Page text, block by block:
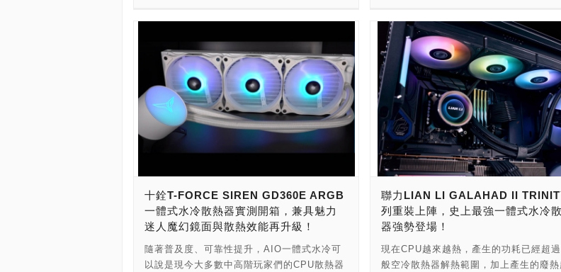
Jonsbo FR505 全幅式無限鏡風扇3個（價值
900元） 要裝冷排或是機殼加裝都OK！ 自由
選擇你的水冷風扇吧！！！！ （喬思伯官方蝦
皮首發優惠） 水冷液晶控制軟體下載連結 液
晶說明書下載連結 購買請洽 全台原價屋 欣亞
數位 立曜電腦 健宏電腦 紐頓e世界 嘉義超頻
喬思伯蝦皮台灣官方旗艦店 喬思伯momo官方
商城 小編工商：喬思伯臺灣Instagram已上
line:@kronefans 廠商名稱：Jonsbo -喬思伯
- 东莞市思博四通实业有限公司 廠商網址： 代
理商名稱：立光科技國際股份有限公司 代理商
網址： 代理商臉書粉專： 代理商蝦皮Jonsbo
喬思伯台灣官方旗艦店： 代理商官方客服&維
帶來的AI PC海景房。 喬思伯，英文品牌
為 Jonsbo，由創辦人王震，於2010年7
日創立於廣東東莞市，公司名字為東莞
四通實業有限公司。喬思伯是由電腦機
家，逐步拓展到電腦散熱解決方案，提供
散熱器與一體式水冷散熱器產品。 喬思
牌理念，是For your real needs，也就
使用者的真實需求為最終目標。
是由電腦使用者群體中志同道合的使用者
的，以滿足使用者的真實需求為最終目
其合理的設計、優質的材料、精湛的工藝
越的性價比而聞名。產品以「中國製造」
籤出口世界各地，並獲得韓國、日本、歐
多個國家的良好聲譽和多項獎項和榮譽。
自有工廠、設計、研發、製造、銷售團隊
纖薄的外型不僅節省空間，還減少了氣流的阻
力，以此最大化系統的散熱功能。 Metal Pro
12 搭配了最先進的增強型風扇葉片，以強大的
氣流在高達 2200 RPM 的速度下能夠平穩運
行，確保了CPU在壓力下能夠保持涼爽，風扇
採用了流體動壓軸承 (FDB)，保證了其風扇的
使用壽命。根據測試結果，風扇最高的轉速可
Metal Pro 12 ARGB 樹立了高效能散熱的標
準。預連接的 7 pin短線使電線管理變得簡
單，安裝和埋線顯得更加輕鬆省時，隨附
PWM 4 pin和 ARGB 5V 3 pin連接器，確保
與您的機箱無縫整合。 HyperFlow ARGB 提
供6年的世界級保固服務，讓每一位用戶都能
5V 3Pin ARGB接頭連結主機板支援燈控
鬆調整幻彩，若您的主機板不支援也不
心，只需加上Jonsbo RC-01 5V ARGB
控制器(售價199元)，即可輕鬆享受自在穩
控光。 內附金屬扣具，耐用且容易安裝，
的貼合，安裝不需拆風扇，直覺又方便
器支援Intel LGA1700/1200/115X與
AM4/AM5平台，台灣代理保固三年。 散
尺寸：120 mm(寬)*71mm(長)*157mm(
管尺寸：Φ6mm x 6 PCS D-TDP：
扇尺寸： 120mm* 120mm* 25mm 風扇
速：600 -1500RPM(±10%) 風扇風量：
28.12-59.48CFM(MAX) 風扇風壓：
1.81mmH2O(MAX) 風扇噪音：22-
(MAX) 風扇軸承：Hydraulic bearing(液
承) 壽命：≥40000h @25℃ 接頭：FAN
品出現。自從三面玻璃透徹的海景房概念出現
之後，聯力工業就開始投入研發，今年
COMPUTEX 2023，搶先推出了令人歎為觀
止，顏值爆表的O11 Vision，近日正式開賣，
引爆次世代全景機殼熱潮，稱霸電腦機殼業
界，領先的三面玻璃透側無中柱的電腦豪宅，
再一次的成為台灣之光，可以說是世界最強高
階電腦機殼品牌。聯力工業全景機殼產品受到
玩家熱愛，在電競領域有相當高的評價。今天
LI如何在電腦機殼持續創新，成為台灣的驕
傲。 聯力工業，英文品牌名字為LIAN LI，由
總經理為陳登均（Michael）於1983年成立，
公司登記創立於1987年07月10日。至今，聯
立工業已經走過了四十載，成為PC界經過了
40年歷練有成的業者。 聯立工業，最早是做沖
到電腦主機內的配備，加上白色系的高
感，可以展現電腦主人與眾不同的風貌！
而，要打造一台白色系全景主機也不簡
先要挑選一台有質感的白色全景機殼，
找搭配的主機板、記憶體模組、顯示卡
硬碟、一體式水冷散熱器，當然還要搭
系電源供應器、配線，就能打造白色系
宅了！ 這次，我們就一起來看看精選的
PCDIY!白色系電腦豪宅，介紹給大家台
光聯力工業推出的最新聯力O11
EVO白色版玻璃透側全景機殼電腦豪宅
來揭開它神祕的面紗！ -----------------
------- 聯力工業，英文品牌名字為LIAN
總經理為陳登均（Michael）於1983年成
公司登記創立於1987年07月10日。至今
力工業已經走過了四十載，成為PC界經
十銓T-FORCE SIREN GD360E ARGB
一體式水冷散熱器實測開箱，兼具魅力
迷人魔幻鏡面與散熱效能再升級！
隨著普及度、可靠性提升，AIO一體式水冷可
以說是現今大多數中高階玩家們的CPU散熱器
聯力LIAN LI GALAHAD II
列重裝上陣，史上最強一體式水冷
器強勢登場！
現在CPU越來越熱，產生的功耗已經超
般空冷散熱器解熱範圍，加上產生的廢熱